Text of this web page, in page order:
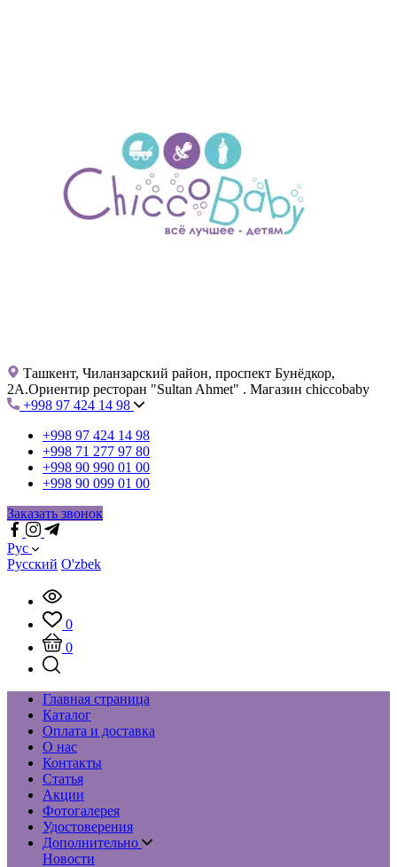
Ташкент, Чиланзарский район, проспект Бунёдкор,
2А.Ориентир ресторан "Sultan Ahmet" . Магазин chiccobaby
+998 97 424 14 98
+998 97 424 14 98
+998 71 277 97 80
+998 90 990 01 00
+998 90 099 01 00
Заказать звонок
Рус
Русский O'zbek
0
0
Главная страница
Каталог
Оплата и доставка
О нас
Контакты
Статья
Акции
Фотогалерея
Удостоверения
Дополнительно
Новости